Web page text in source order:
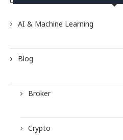
AI & Machine Learning
Blog
Broker
Crypto